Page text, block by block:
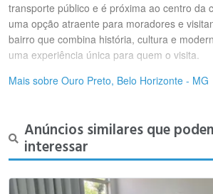
transporte público e é próxima ao centro da
uma opção atraente para moradores e
bairro que combina história, cultura e
uma experiência única para quem o visita.
Mais sobre Ouro Preto, Belo Horizonte - MG
Anúncios similares que
interessar